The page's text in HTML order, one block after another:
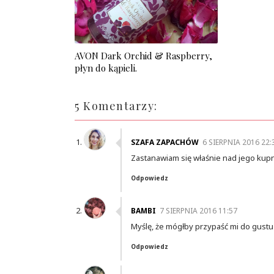
AVON Dark Orchid & Raspberry,
płyn do kąpieli.
5 Komentarzy:
SZAFA ZAPACHÓW 6 SIERPNIA 2016
Zastanawiam się właśnie nad jego
Odpowiedz
BAMBI 7 SIERPNIA 2016 11:57
Myślę, że mógłby przypaść mi do gustu
Odpowiedz